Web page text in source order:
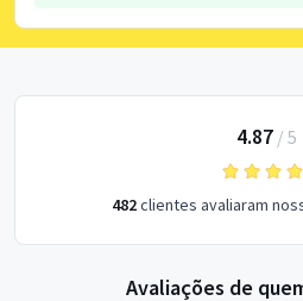
4.87/ 5
482clientes avaliaram
Avaliações de